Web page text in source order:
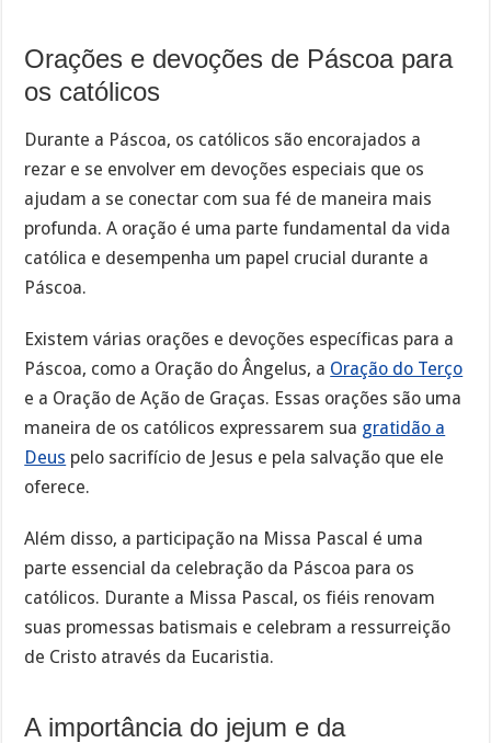
Orações e devoções de Páscoa para
os católicos
Durante a Páscoa, os católicos são encorajados a
rezar e se envolver em devoções especiais que os
ajudam a se conectar com sua fé de maneira mais
profunda. A oração é uma parte fundamental da vida
católica e desempenha um papel crucial durante a
Páscoa.
Existem várias orações e devoções específicas para a
Páscoa, como a Oração do Ângelus, a Oração do Terço
e a Oração de Ação de Graças. Essas orações são uma
maneira de os católicos expressarem sua gratidão a
Deus pelo sacrifício de Jesus e pela salvação que ele
oferece.
Além disso, a participação na Missa Pascal é uma
parte essencial da celebração da Páscoa para os
católicos. Durante a Missa Pascal, os fiéis renovam
suas promessas batismais e celebram a ressurreição
de Cristo através da Eucaristia.
A importância do jejum e da